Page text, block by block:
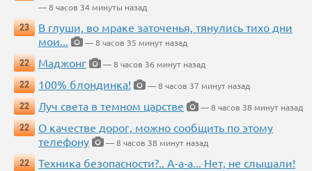
— 8 часов 34 минуты назад
23
В глуши, во мраке заточенья, тянулись тихо дни
мои...
— 8 часов 35 минут назад
22
Маджонг
— 8 часов 36 минут назад
22
100% блондинка!
— 8 часов 37 минут назад
22
Луч света в темном царстве
— 8 часов 38 минут назад
22
О качестве дорог, можно сообщить по этому
телефону
— 8 часов 38 минут назад
22
Техника безопасности?.. А-а-а... Нет, не слышали!